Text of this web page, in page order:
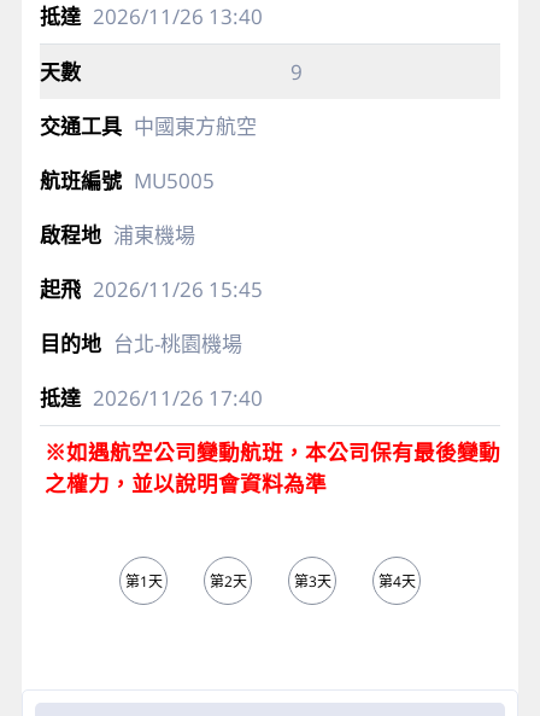
2026/11/26 13:40
9
中國東方航空
MU5005
浦東機場
2026/11/26 15:45
台北-桃園機場
2026/11/26 17:40
※如遇航空公司變動航班，本公司保有最後變動
之權力，並以說明會資料為準
第1天 第2天 第3天 第4天